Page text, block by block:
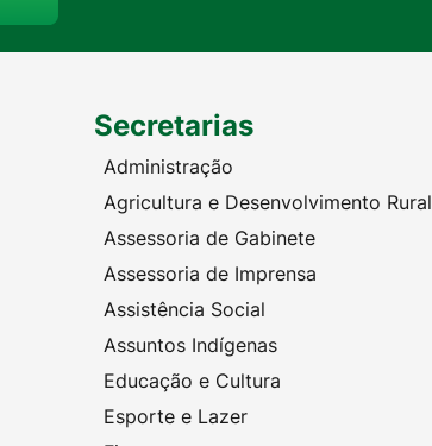
Secretarias
Administração
Agricultura e Desenvolvimento Rural
Assessoria de Gabinete
Assessoria de Imprensa
Assistência Social
Assuntos Indígenas
Educação e Cultura
Esporte e Lazer